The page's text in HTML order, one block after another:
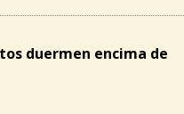
duermen encima de